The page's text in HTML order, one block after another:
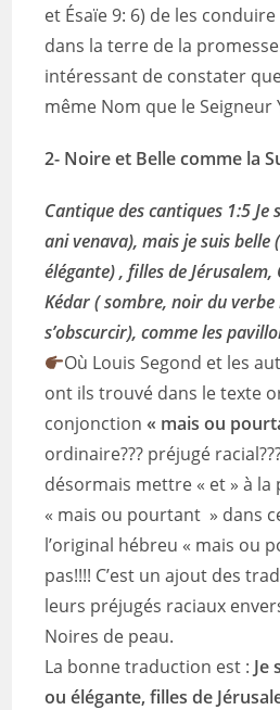
et Ésaïe 9: 6) de les
dans la terre de la
intéressant de constater
même Nom que le Seigneur
2- Noire et Belle comme la
Cantique des cantiques 1:5 Je
ani venava), mais je suis belle
élégante) , filles de
Kédar ( sombre, noir du
s’obscurcir), comme les
Où Louis Segond et les
ont ils trouvé dans le texte
conjonction« mais ou
ordinaire??? préjugé
désormais mettre « et » à
« mais ou pourtant » dans
l’original hébreu « mais ou
pas!!!! C’est un ajout des
leurs préjugés raciaux
Noires de peau.
La bonne traduction est : Je
ou élégante, filles de